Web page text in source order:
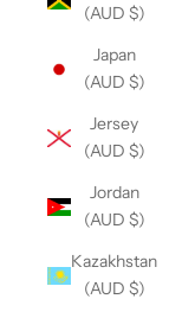
(AUD $)
Japan
(AUD $)
Jersey
(AUD $)
Jordan
(AUD $)
Kazakhstan
(AUD $)